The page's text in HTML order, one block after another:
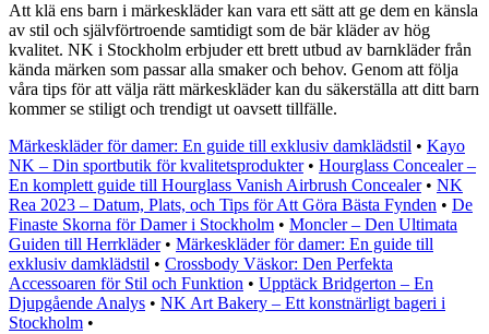
Att klä ens barn i märkeskläder kan vara ett sätt att ge dem en känsla
av stil och självförtroende samtidigt som de bär kläder av hög
kvalitet. NK i Stockholm erbjuder ett brett utbud av barnkläder från
kända märken som passar alla smaker och behov. Genom att följa
våra tips för att välja rätt märkeskläder kan du säkerställa att ditt barn
kommer se stiligt och trendigt ut oavsett tillfälle.
Märkeskläder för damer: En guide till exklusiv damklädstil • Kayo
NK – Din sportbutik för kvalitetsprodukter• Hourglass Concealer –
En komplett guide till Hourglass Vanish Airbrush Concealer• NK
Rea 2023 – Datum, Plats, och Tips för Att Göra Bästa Fynden • De
Finaste Skorna för Damer i Stockholm • Moncler – Den Ultimata
Guiden till Herrkläder• Märkeskläder för damer: En guide till
exklusiv damklädstil • Crossbody Väskor: Den Perfekta
Accessoaren för Stil och Funktion • Upptäck Bridgerton – En
Djupgående Analys • NK Art Bakery – Ett konstnärligt bageri i
Stockholm •